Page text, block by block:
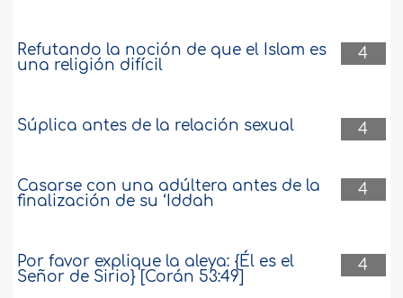
4
Refutando la noción de que el Islam es
una religión difícil
4
Súplica antes de la relación sexual
4
Casarse con una adúltera antes de la
finalización de su ‘Iddah
4
Por favor explique la aleya: {Él es el
Señor de Sirio} [Corán 53:49]